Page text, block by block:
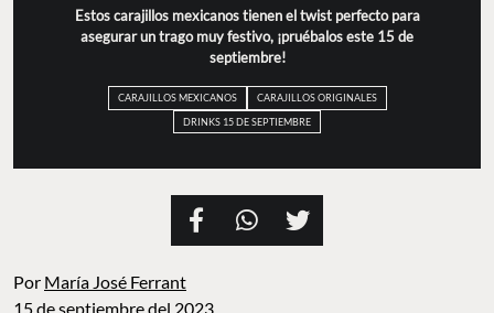
Estos carajillos mexicanos tienen el twist perfecto para
asegurar un trago muy festivo, ¡pruébalos este 15 de
septiembre!
CARAJILLOS MEXICANOS
CARAJILLOS ORIGINALES
DRINKS 15 DE SEPTIEMBRE
Por María José Ferrant
15 de septiembre del 2023